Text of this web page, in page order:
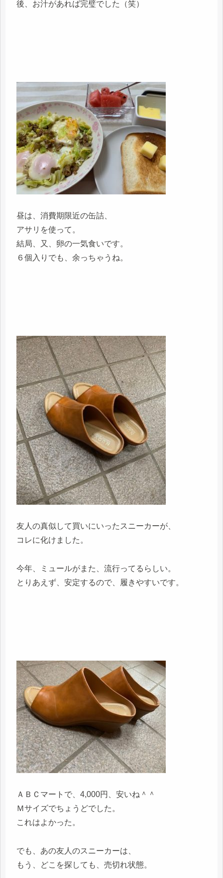
後、お汁があれば完璧でした（笑）
昼は、消費期限近の缶詰、
アサリを使って。
結局、又、卵の一気食いです。
６個入りでも、余っちゃうね。
友人の真似して買いにいったスニーカーが、
コレに化けました。
今年、ミュールがまた、流行ってるらしい。
とりあえず、安定するので、履きやすいです。
ＡＢＣマートで、4,000円、安いね＾＾
Ｍサイズでちょうどでした。
これはよかった。
でも、あの友人のスニーカーは、
もう、どこを探しても、売切れ状態。